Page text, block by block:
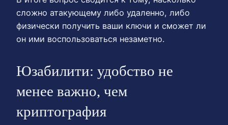
сложно атакующему либо удаленно, либо
физически получить ваши ключи и сможет ли
он ими воспользоваться незаметно.
Юзабилити: удобство не
менее важно, чем
криптография